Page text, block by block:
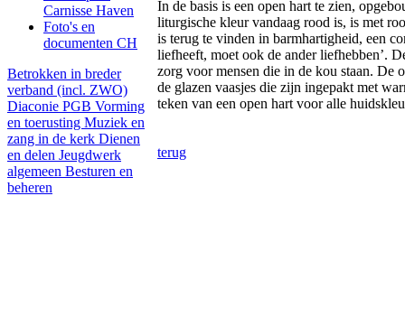
Carnisse Haven
Foto's en
documenten CH
Betrokken in breder
verband (incl. ZWO)
Diaconie PGB Vorming
en toerusting Muziek en
zang in de kerk Dienen
en delen Jeugdwerk
algemeen Besturen en
beheren
In de basis is een open hart te zien,
liturgische kleur vandaag rood is, is met
is terug te vinden in barmhartigheid, een
liefheeft, moet ook de ander liefhebben’.
zorg voor mensen die in de kou staan. De
de glazen vaasjes die zijn ingepakt met
teken van een open hart voor alle
terug